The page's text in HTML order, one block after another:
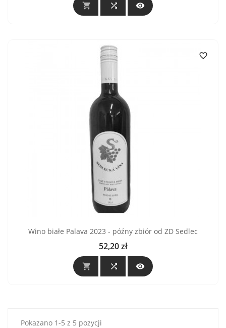
  

Wino białe Palava 2023 - późny zbiór od ZD Sedlec
Cena
52,20 zł
  
Pokazano 1-5 z 5 pozycji